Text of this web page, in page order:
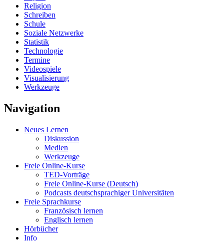
Religion
Schreiben
Schule
Soziale Netzwerke
Statistik
Technologie
Termine
Videospiele
Visualisierung
Werkzeuge
Navigation
Neues Lernen
Diskussion
Medien
Werkzeuge
Freie Online-Kurse
TED-Vorträge
Freie Online-Kurse (Deutsch)
Podcasts deutschsprachiger Universitäten
Freie Sprachkurse
Französisch lernen
Englisch lernen
Hörbücher
Info